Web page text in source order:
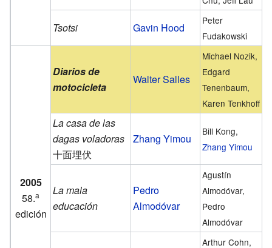
Tsotsi Gavin Hood
Peter
Fudakowski
2005
58.a
edición
Diarios de
motocicleta
Walter Salles
Michael Nozik,
Edgard
Tenenbaum,
Karen Tenkhoff
La casa de las
dagas voladoras
十面埋伏
Zhang Yimou
Bill Kong,
Zhang Yimou
La mala
educación
Pedro
Almodóvar
Agustín
Almodóvar,
Pedro
Almodóvar
Arthur Cohn,